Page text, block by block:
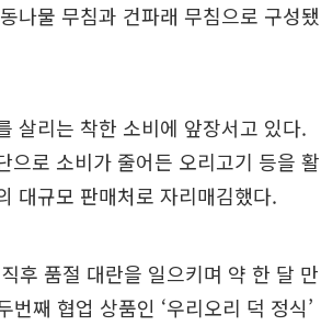
나물 무침과 건파래 무침으로 구성됐
살리는 착한 소비에 앞장서고 있다.
으로 소비가 줄어든 오리고기 등을 활
대규모 판매처로 자리매김했다.
후 품절 대란을 일으키며 약 한 달 만
째 협업 상품인 ‘우리오리 덕 정식’